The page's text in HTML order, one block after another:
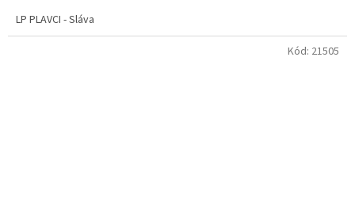
LP PLAVCI - Sláva
Kód: 21505